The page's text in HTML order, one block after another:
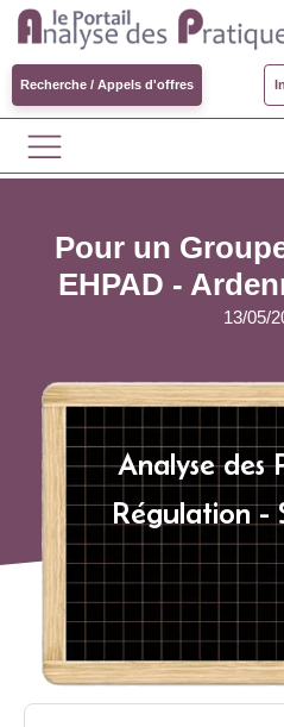
Recherche / Appels d'offres
Pour un
EHPAD -
13/05/
Analyse des
Régulation -